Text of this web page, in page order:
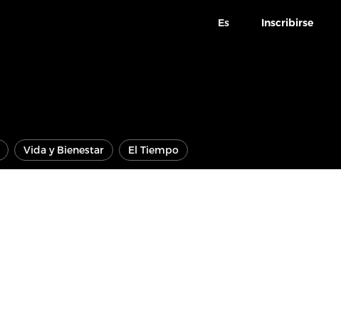
Es Inscribirse
Vida y Bienestar El Tiempo